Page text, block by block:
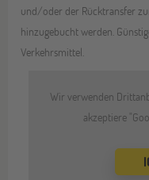
und/oder der Rücktransfer
hinzugebucht werden.
Verkehrsmittel.
Wir verwenden
akzeptiere